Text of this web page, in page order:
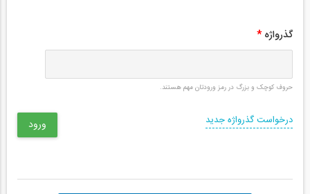
گذرواژه *
حروف کوچک و بزرگ در رمز ورودتان مهم هستند.
درخواست گذرواژه جدید